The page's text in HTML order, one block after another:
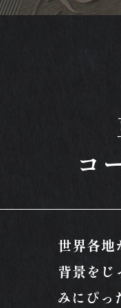
コ
世界各地
背景をじ
みにぴっ